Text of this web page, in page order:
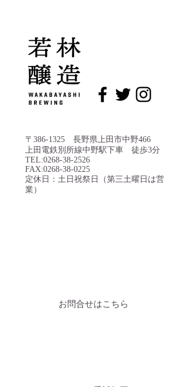
〒386-1325 長野県上田市中野466
上田電鉄別所線中野駅下車 徒歩3分
TEL:0268-38-2526
FAX:0268-38-0225
定休日：土日祝祭日（第三土曜日は営
業）
お問合せはこちら